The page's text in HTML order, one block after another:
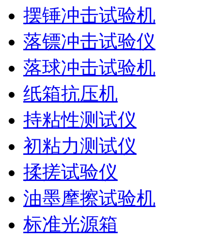
摆锤冲击试验机
落镖冲击试验仪
落球冲击试验机
纸箱抗压机
持粘性测试仪
初粘力测试仪
揉搓试验仪
油墨摩擦试验机
标准光源箱